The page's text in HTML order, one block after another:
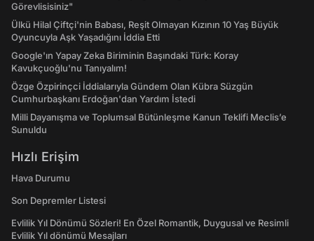
Görevlisisiniz"
Ülkü Hilal Çiftçi'nin Babası, Reşit Olmayan Kızının 10 Yaş Büyük
Oyuncuyla Aşk Yaşadığını İddia Etti
Google'ın Yapay Zeka Biriminin Başındaki Türk: Koray
Kavukçuoğlu'nu Tanıyalım!
Özge Özpirinçci İddialarıyla Gündem Olan Kübra Süzgün
Cumhurbaşkanı Erdoğan'dan Yardım İstedi
Milli Dayanışma ve Toplumsal Bütünleşme Kanun Teklifi Meclis’e
Sunuldu
Hızlı Erişim
Hava Durumu
Son Depremler Listesi
Evlilik Yıl Dönümü Sözleri! En Özel Romantik, Duygusal ve Resimli
Evlilik Yıl dönümü Mesajları